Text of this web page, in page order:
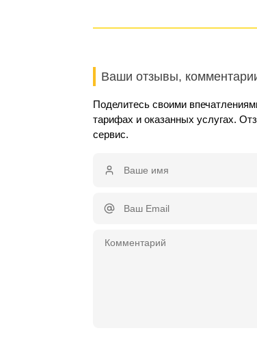
Ваши отзывы,
Поделитесь своими
тарифах и оказанных услугах.
сервис.